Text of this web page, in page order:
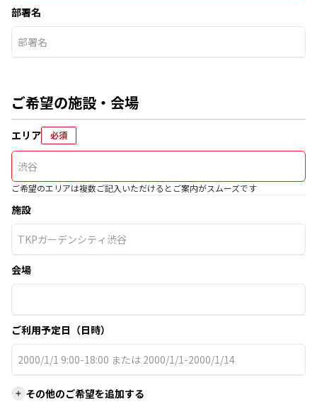
部署名
ご希望の施設・会場
エリア 必須
ご希望のエリアは複数ご記入いただけるとご案内がスムーズです
施設
会場
ご利用予定日（日時）
その他のご希望を追加する